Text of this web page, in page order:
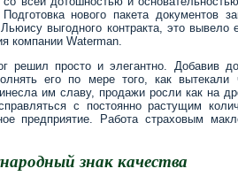
нового пакета документов
выгодного контракта, это вывело
компании Waterman.
просто и элегантно. Добавив
его по мере того, как вытекали
им славу, продажи росли как на
с постоянно растущим
предприятие. Работа страховым
знак качества